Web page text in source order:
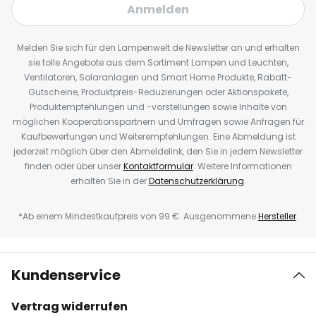
Anmelden
Melden Sie sich für den Lampenwelt.de Newsletter an und erhalten
sie tolle Angebote aus dem Sortiment Lampen und Leuchten,
Ventilatoren, Solaranlagen und Smart Home Produkte, Rabatt-
Gutscheine, Produktpreis-Reduzierungen oder Aktionspakete,
Produktempfehlungen und -vorstellungen sowie Inhalte von
möglichen Kooperationspartnern und Umfragen sowie Anfragen für
Kaufbewertungen und Weiterempfehlungen. Eine Abmeldung ist
jederzeit möglich über den Abmeldelink, den Sie in jedem Newsletter
finden oder über unserKontaktformular. Weitere Informationen
erhalten Sie in derDatenschutzerklärung.
*Ab einem Mindestkaufpreis von 99 €. AusgenommeneHersteller.
Kundenservice
Vertrag widerrufen